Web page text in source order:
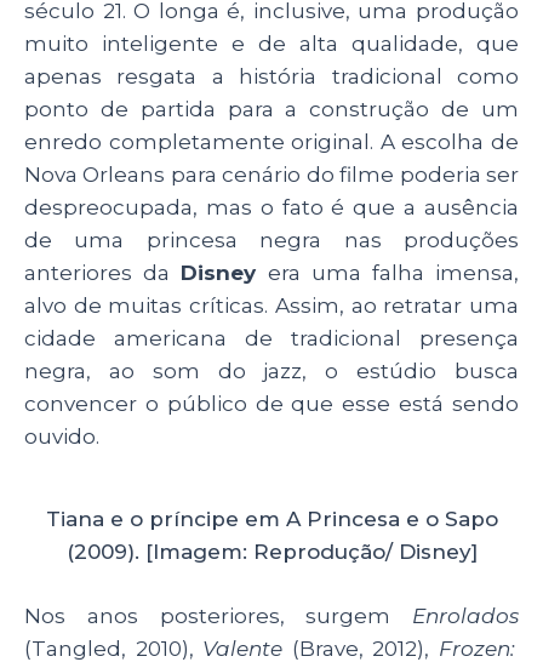
século 21. O longa é, inclusive, uma produção
muito inteligente e de alta qualidade, que
apenas resgata a história tradicional como
ponto de partida para a construção de um
enredo completamente original. A escolha de
Nova Orleans para cenário do filme poderia ser
despreocupada, mas o fato é que a ausência
de uma princesa negra nas produções
anteriores da Disney era uma falha imensa,
alvo de muitas críticas. Assim, ao retratar uma
cidade americana de tradicional presença
negra, ao som do jazz, o estúdio busca
convencer o público de que esse está sendo
ouvido.
Tiana e o príncipe em A Princesa e o Sapo
(2009). [Imagem: Reprodução/ Disney]
Nos anos posteriores, surgem Enrolados
(Tangled, 2010), Valente (Brave, 2012), Frozen: